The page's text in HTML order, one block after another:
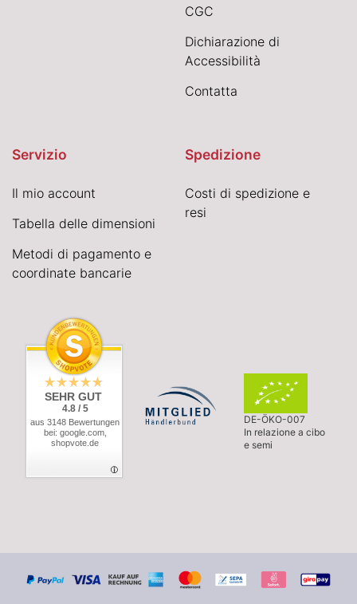
CGC
Dichiarazione di
Accessibilità
Contatta
Servizio
Il mio account
Tabella delle dimensioni
Metodi di pagamento e
coordinate bancarie
Spedizione
Costi di spedizione e
resi
SEHR GUT
4.8 / 5
aus 3148 Bewertungen
bei: google.com,
shopvote.de
DE-ÖKO-007
In relazione a cibo
e semi